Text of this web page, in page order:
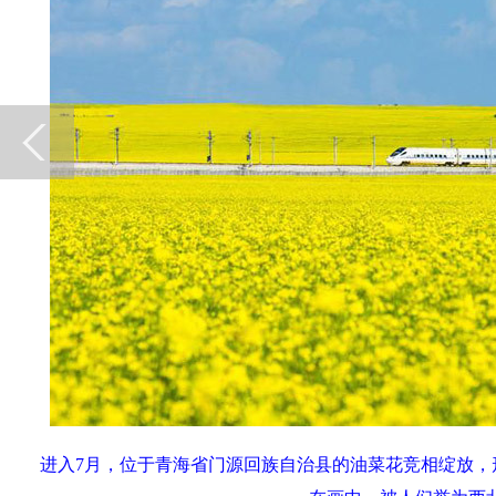
进入7月，位于青海省门源回族自治县的油菜花竞相绽放